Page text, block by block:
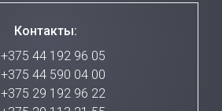
Контакты:
+375 44 192 96 05
+375 44 590 04 00
+375 29 192 96 22